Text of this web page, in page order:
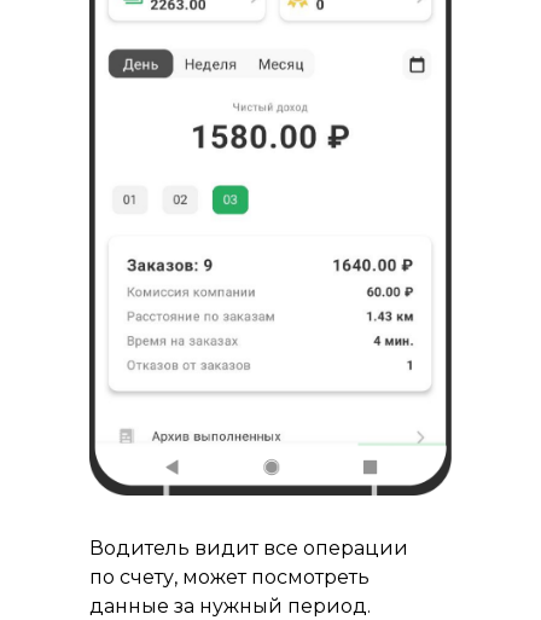
Водитель видит все операции
по счету, может посмотреть
данные за нужный период.